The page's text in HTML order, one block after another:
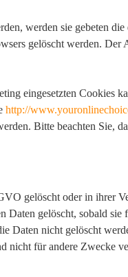
werden sie gebeten
gelöscht werden.
eingesetzten Cookies
http://
Bitte beachten Sie,
gelöscht oder in ihrer
Daten gelöscht, sobald
Daten nicht gelöscht
für andere Zwecke